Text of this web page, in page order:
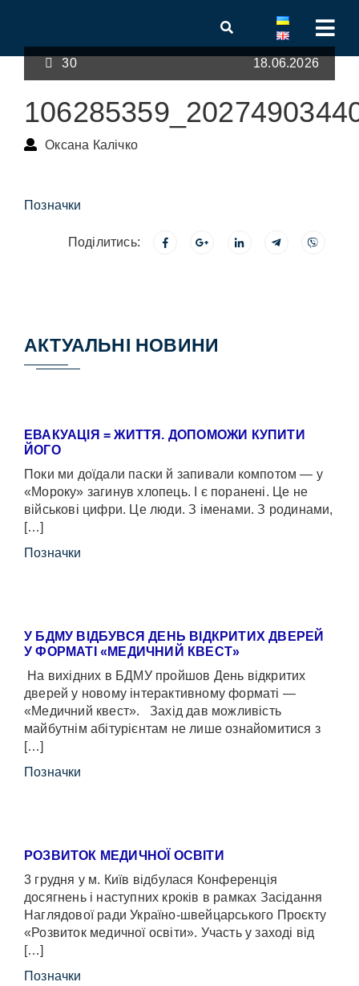
30 18.06.2026
Оксана Калічко
Позначки
Поділитись:
АКТУАЛЬНІ НОВИНИ
ЕВАКУАЦІЯ = ЖИТТЯ. ДОПОМОЖИ КУПИТИ
ЙОГО
Поки ми доїдали паски й запивали компотом — у
«Мороку» загинув хлопець. І є поранені. Це не
військові цифри. Це люди. З іменами. З родинами,
[…]
Позначки
У БДМУ ВІДБУВСЯ ДЕНЬ ВІДКРИТИХ ДВЕРЕЙ
У ФОРМАТІ «МЕДИЧНИЙ КВЕСТ»
На вихідних в БДМУ пройшов День відкритих
дверей у новому інтерактивному форматі —
«Медичний квест». Захід дав можливість
майбутнім абітурієнтам не лише ознайомитися з
[…]
Позначки
РОЗВИТОК МЕДИЧНОЇ ОСВІТИ
3 грудня у м. Київ відбулася Конференція
досягнень і наступних кроків в рамках Засідання
Наглядової ради Україно-швейцарського Проєкту
«Розвиток медичної освіти». Участь у заході від
[…]
Позначки